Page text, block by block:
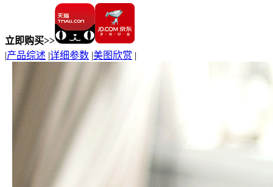
立即购买>>
|产品综述 |详细参数 |美图欣赏 |